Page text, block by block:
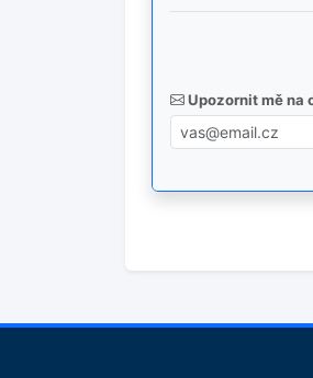
Upozornit mě na